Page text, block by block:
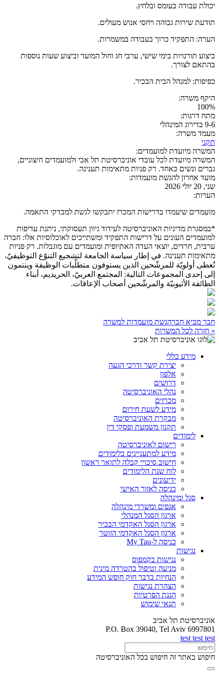
יכולת עבודה בעומס ובלחץ.
תודעת שירות גבוהה ויחסי אנוש מעולים.
הערה: התפקיד כרוך בעבודה במשמרות.
ביצוע תורנויות בימי שישי, ערבי חג וחול המועד וביצוע שעות נוספות
בהתאם לצורך.
כפיפות: למנהל הבית הבכיר.
היקף משרה:
100%
מתח דרגות:
9-6 בדירוג המינהלי
מעמד משרה:
תקני
המשרה מיועדת למועמדים:
המשרה מיועדת לכל עובדי אוניברסיטת תל אבי ולמועמדים חיצוניים,
גברים ונשים כאחד. רק פניות מתאימות תענינה.
מועד אחרון להגשת מועמדות:
שני, 20 יולי 2026
הערות:
מועמדים שיעמדו בדרישות המכרז יתבקשו לגשת למבדקי התאמה.
*במסגרת מדיניות האוניברסיטה לעידוד גיוון תעסוקתי, ניתנת עדיפות
למועמדים העונים על דרישות התפקיד ומשתייכים לאוכלוסיות אלו: חברה
ערבית, חרדים, יוצאי העדה האתיופית ומועמדים עם מוגבלות. רק פניות
מתאימות תענינה. في إطار سياسة الجامعة لتشجيع التنوّع التوظيفيّ،
تُعطى أولويّة للمرشّحين الذين يستوفون متطلّبات الوظيفة وينتمون
إلى إحدى المجموعات التالية: المجتمع العربيّ، الحريديم، أبناء
الطائفة الأثيوبيّة والمرشّحين أصحاب الإعاقات.
חבר מביא חברהגשת מועמדות למשרה
« חזרה לכל המשרות
מידע כללי
יצירת קשר ודרכי הגעה
אלפון
דרושים
נהלי האוניברסיטה
מכרזים
מידע לשעת חירום
מבקרת האוניברסיטה
תקנון משמעת ופסקי דין
לימודים
רישום לאוניברסיטה
מידע למתעניינים בלימודים
חישוב סיכויי קבלה לתואר ראשון
לוח שנת הלימודים
ידיעונים
כניסה לאזור האישי
סגל ומינהלה
אגפים ומשרדי מינהלה
ארגון הסגל המנהלי
ארגון הסגל האקדמי הבכיר
ארגון הסגל האקדמי הזוטר
כניסה ל-My Tau
נגישות
נגישות בקמפוס
מניעה וטיפול בהטרדה מינית
הנחיות בדבר חוק חופש המידע
הצהרת נגישות
הגנת הפרטיות
תנאי שימוש
אוניברסיטת תל אביב
P.O. Box 39040, Tel Aviv 6997801
test test test
חיפוש באתר זה חיפוש בכל האוניברסיטה